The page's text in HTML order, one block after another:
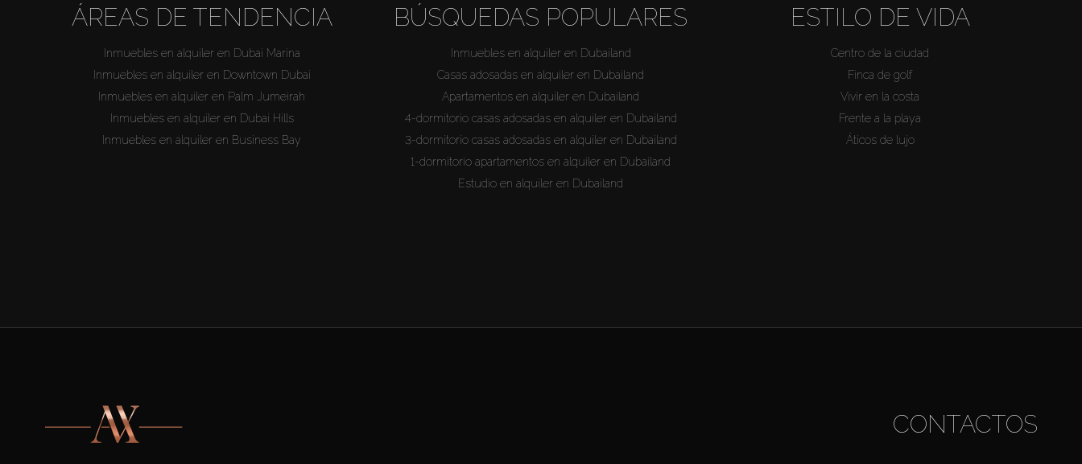
ÁREAS DE TENDENCIA
Inmuebles en alquiler en Dubai Marina
Inmuebles en alquiler en Downtown Dubai
Inmuebles en alquiler en Palm Jumeirah
Inmuebles en alquiler en Dubai Hills
Inmuebles en alquiler en Business Bay
BÚSQUEDAS POPULARES
Inmuebles en alquiler en Dubailand
Casas adosadas en alquiler en Dubailand
Apartamentos en alquiler en Dubailand
4-dormitorio casas adosadas en alquiler en Dubailand
3-dormitorio casas adosadas en alquiler en Dubailand
1-dormitorio apartamentos en alquiler en Dubailand
Estudio en alquiler en Dubailand
ESTILO DE VIDA
Centro de la ciudad
Finca de golf
Vivir en la costa
Frente a la playa
Áticos de lujo
CONTACTOS